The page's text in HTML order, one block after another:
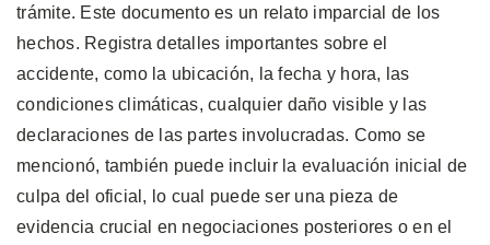
trámite. Este documento es un relato imparcial de los
hechos. Registra detalles importantes sobre el
accidente, como la ubicación, la fecha y hora, las
condiciones climáticas, cualquier daño visible y las
declaraciones de las partes involucradas. Como se
mencionó, también puede incluir la evaluación inicial de
culpa del oficial, lo cual puede ser una pieza de
evidencia crucial en negociaciones posteriores o en el